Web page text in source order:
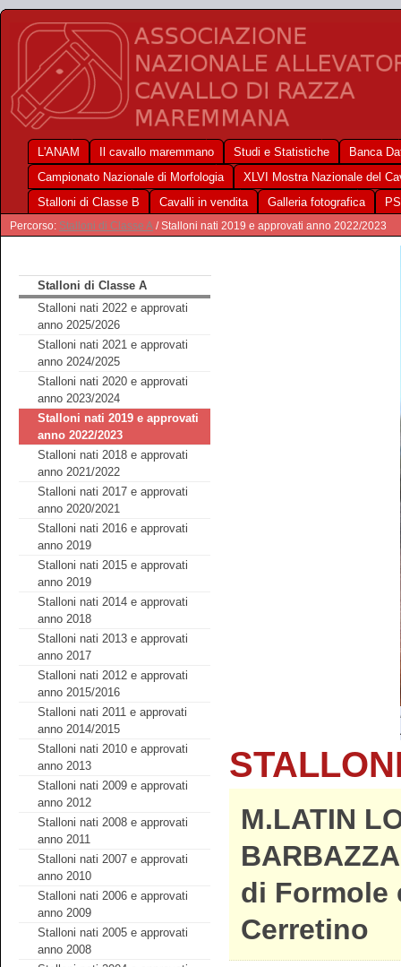
L'ANAM Il cavallo maremmano Studi e Statistiche
Banca
Campionato Nazionale di Morfologia
XLVI Mostra Nazionale del
Stalloni di Classe B
Cavalli in vendita Galleria fotografica
Percorso: Stalloni di Classe A / Stalloni nati 2019 e approvati anno 2022/2023
Stalloni di Classe A
Stalloni nati 2022 e approvati
anno 2025/2026
Stalloni nati 2021 e approvati
anno 2024/2025
Stalloni nati 2020 e approvati
anno 2023/2024
Stalloni nati 2019 e approvati
anno 2022/2023
Stalloni nati 2018 e approvati
anno 2021/2022
Stalloni nati 2017 e approvati
anno 2020/2021
Stalloni nati 2016 e approvati
anno 2019
Stalloni nati 2015 e approvati
anno 2019
Stalloni nati 2014 e approvati
anno 2018
Stalloni nati 2013 e approvati
anno 2017
Stalloni nati 2012 e approvati
anno 2015/2016
Stalloni nati 2011 e approvati
anno 2014/2015
Stalloni nati 2010 e approvati
anno 2013
Stalloni nati 2009 e approvati
anno 2012
Stalloni nati 2008 e approvati
anno 2011
Stalloni nati 2007 e approvati
anno 2010
Stalloni nati 2006 e approvati
anno 2009
Stalloni nati 2005 e approvati
anno 2008
M.LATIN
di Formole
Cerretino